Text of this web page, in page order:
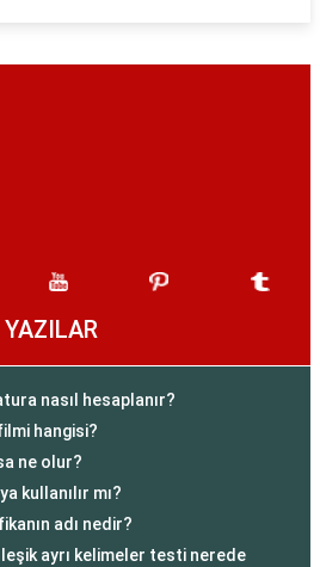
YAZILAR
nasıl hesaplanır?
hangisi?
ne olur?
kullanılır mı?
adı nedir?
ayrı kelimeler testi nerede